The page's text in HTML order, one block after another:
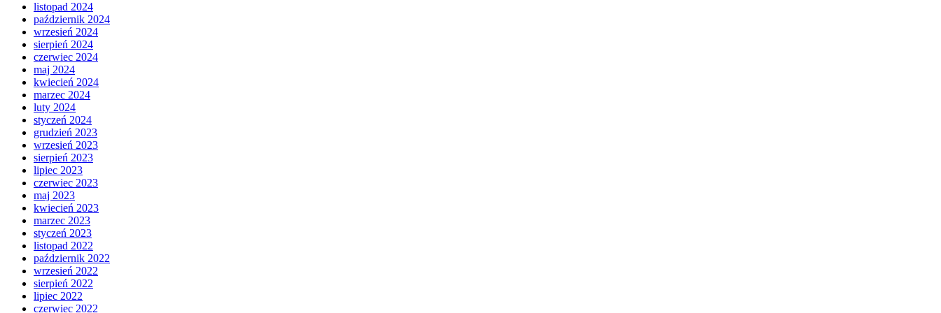
listopad 2024
październik 2024
wrzesień 2024
sierpień 2024
czerwiec 2024
maj 2024
kwiecień 2024
marzec 2024
luty 2024
styczeń 2024
grudzień 2023
wrzesień 2023
sierpień 2023
lipiec 2023
czerwiec 2023
maj 2023
kwiecień 2023
marzec 2023
styczeń 2023
listopad 2022
październik 2022
wrzesień 2022
sierpień 2022
lipiec 2022
czerwiec 2022